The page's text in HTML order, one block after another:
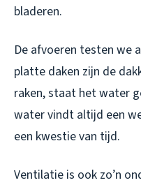
bladeren.
De afvoeren testen we
platte daken zijn de
raken, staat het water
water vindt altijd een
een kwestie van tijd.
Ventilatie is ook zo’n